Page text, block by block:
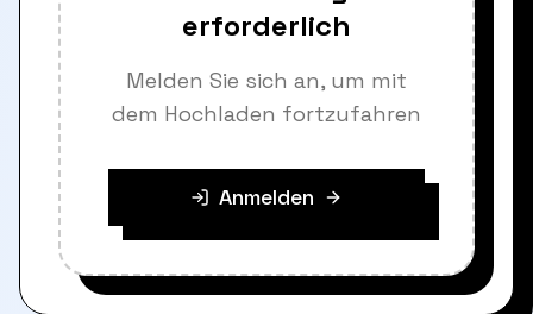
erforderlich
Melden Sie sich an, um mit
dem Hochladen fortzufahren
Anmelden